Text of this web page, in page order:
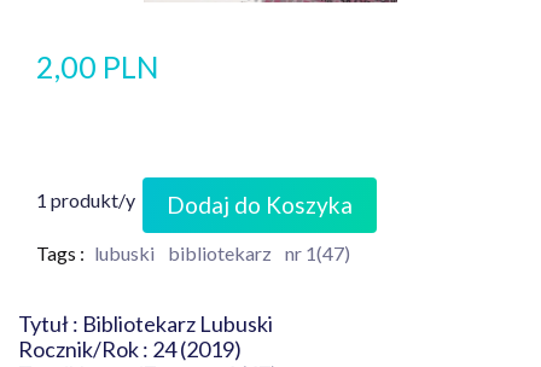
2,00 PLN
1 produkt/y Dodaj do Koszyka
Tags : lubuski bibliotekarz nr 1(47)
Tytuł : Bibliotekarz Lubuski
Rocznik/Rok : 24 (2019)